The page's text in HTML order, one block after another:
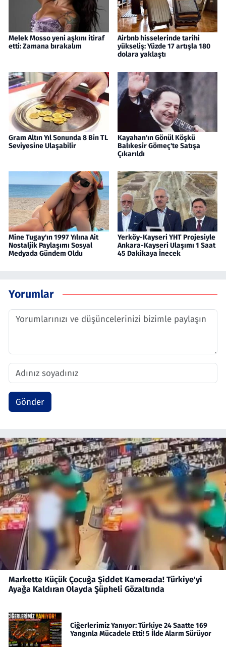
Melek Mosso yeni aşkını itiraf
etti: Zamana bırakalım
Airbnb hisselerinde tarihi
yükseliş: Yüzde 17 artışla 180
dolara yaklaştı
Gram Altın Yıl Sonunda 8 Bin TL
Seviyesine Ulaşabilir
Kayahan'ın Gönül Köşkü
Balıkesir Gömeç'te Satışa
Çıkarıldı
Mine Tugay'ın 1997 Yılına Ait
Nostaljik Paylaşımı Sosyal
Medyada Gündem Oldu
Yerköy-Kayseri YHT Projesiyle
Ankara-Kayseri Ulaşımı 1 Saat
45 Dakikaya İnecek
Yorumlar
Gönder
Markette Küçük Çocuğa Şiddet Kamerada! Türkiye'yi
Ayağa Kaldıran Olayda Şüpheli Gözaltında
Ciğerlerimiz Yanıyor: Türkiye 24 Saatte 169
Yangınla Mücadele Etti! 5 İlde Alarm Sürüyor